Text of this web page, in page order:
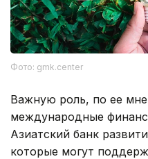
Фото: gmk.center
Важную роль, по ее
международные
Азиатский банк
которые могут